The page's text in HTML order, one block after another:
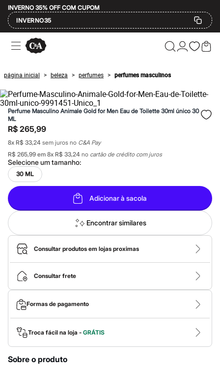
INVERNO 35% OFF COM CUPOM
INVERNO35
Ofertas
Compre por Departamento
Masculino
Infantil
Calçados
Mindse7
Plus Size
Até 20% off
Até 40% off
Até 60% off
A partir de 60% off
Feminino
Em alta
Inverno
Alfaiataria
Novidades
Roupas
Blusas e Camisetas
Básicos
Calças
Casacos e Jaquetas
Jeans
Macacões
Saias
Shorts e Bermudas
Vestidos
Acessórios
Bolsas
Bonés e Chapéus
Bijoux
Cintos
Óculos
Relógios
Calçados
Botas
Chinelos
página inicial > beleza > perfumes > perfumes masculinos
Perfume Masculino Animale Gold for Men Eau de Toilette 30ml único 30
ML
R$ 265,99
8x R$ 33,24 sem juros no C&A Pay
R$ 265,99 em 8x R$ 33,24 no cartão de crédito com juros
Selecione umtamanho:
30 ML
Adicionar à sacola
Encontrar similares
Consultar produtos em lojas proximas
Consultar frete
Formas de pagamento
Troca fácil na loja - GRÁTIS
Sobre o produto